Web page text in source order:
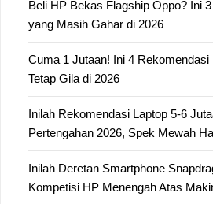
Beli HP Bekas Flagship Oppo? Ini
yang Masih Gahar di 2026
Cuma 1 Jutaan! Ini 4
Tetap Gila di 2026
Inilah Rekomendasi Laptop 5-6
Pertengahan 2026, Spek Mewah
Inilah Deretan Smartphone
Kompetisi HP Menengah Atas